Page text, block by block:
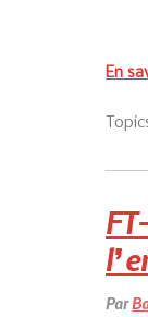
En
Par